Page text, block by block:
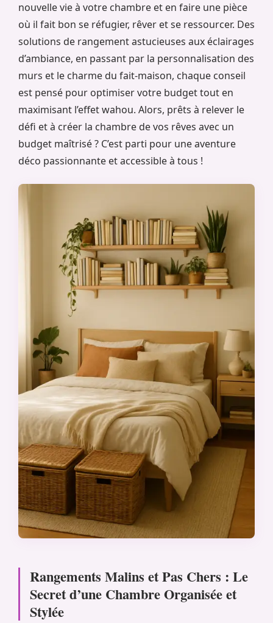
nouvelle vie à votre chambre et en faire une pièce
où il fait bon se réfugier, rêver et se ressourcer. Des
solutions de rangement astucieuses aux éclairages
d’ambiance, en passant par la personnalisation des
murs et le charme du fait-maison, chaque conseil
est pensé pour optimiser votre budget tout en
maximisant l’effet wahou. Alors, prêts à relever le
défi et à créer la chambre de vos rêves avec un
budget maîtrisé ? C’est parti pour une aventure
déco passionnante et accessible à tous !
Rangements Malins et Pas Chers : Le
Secret d’une Chambre Organisée et
Stylée